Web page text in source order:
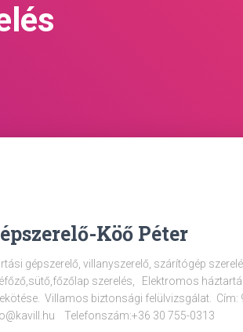
Köő Péter
gépszerelő, villanyszerelő, szárítógép
szerelés, Elektromos
Villamos biztonsági felülvizsgálat. Cím:
Telefonszám:+36 30 755-0313